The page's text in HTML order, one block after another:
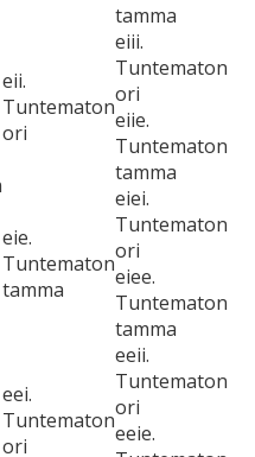
tamma
eii.
Tuntematon
ori
eiii.
Tuntematon
ori
eiie.
Tuntematon
tamma
eie.
Tuntematon
tamma
eiei.
Tuntematon
ori
eiee.
Tuntematon
tamma
eei.
Tuntematon
ori
eeii.
Tuntematon
ori
eeie.